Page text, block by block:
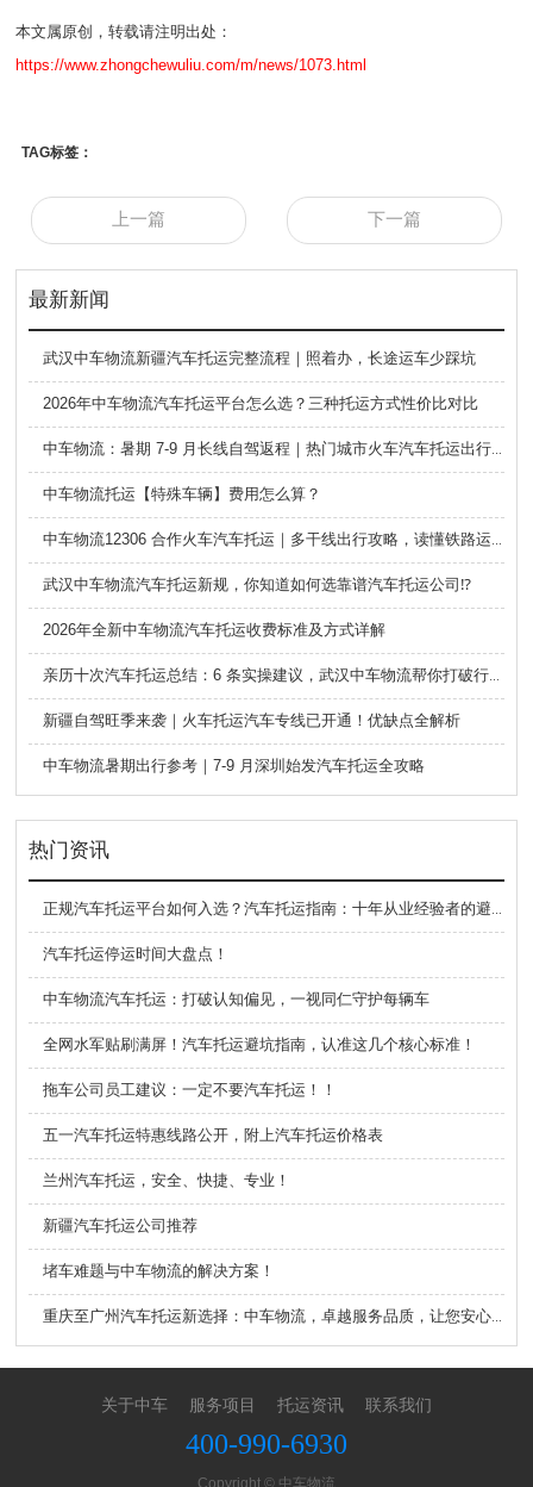
本文属原创，转载请注明出处：
https://www.zhongchewuliu.com/m/news/1073.html
TAG标签：
上一篇 下一篇
最新新闻
武汉中车物流新疆汽车托运完整流程｜照着办，长途运车少踩坑
2026年中车物流汽车托运平台怎么选？三种托运方式性价比对比
中车物流：暑期 7-9 月长线自驾返程｜热门城市火车汽车托运出行全攻略
中车物流托运【特殊车辆】费用怎么算？
中车物流12306 合作火车汽车托运｜多干线出行攻略，读懂铁路运车的优势与避坑要点
武汉中车物流汽车托运新规，你知道如何选靠谱汽车托运公司⁉️
2026年全新中车物流汽车托运收费标准及方式详解
亲历十次汽车托运总结：6 条实操建议，武汉中车物流帮你打破行业信息差
新疆自驾旺季来袭｜火车托运汽车专线已开通！优缺点全解析
中车物流暑期出行参考｜7-9 月深圳始发汽车托运全攻略
热门资讯
汽车托运停运时间大盘点！
中车物流汽车托运：打破认知偏见，一视同仁守护每辆车
全网水军贴刷满屏！汽车托运避坑指南，认准这几个核心标准！
拖车公司员工建议：一定不要汽车托运！！
五一汽车托运特惠线路公开，附上汽车托运价格表
兰州汽车托运，安全、快捷、专业！
新疆汽车托运公司推荐
堵车难题与中车物流的解决方案！
重庆至广州汽车托运新选择：中车物流，卓越服务品质，让您安心托付
关于中车 服务项目 托运资讯 联系我们
400-990-6930